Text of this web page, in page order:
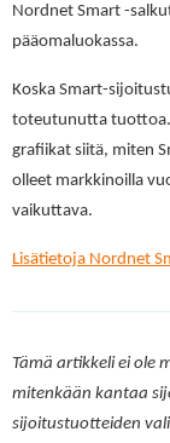
Nordnet Smart -
pääomaluokassa.
Koska Smart-
toteutunutta
grafiikat siitä, miten
olleet markkinoilla
vaikuttava.
Lisätietoja Nordnet
Tämä artikkeli ei ole
mitenkään kantaa
sijoitustuotteiden